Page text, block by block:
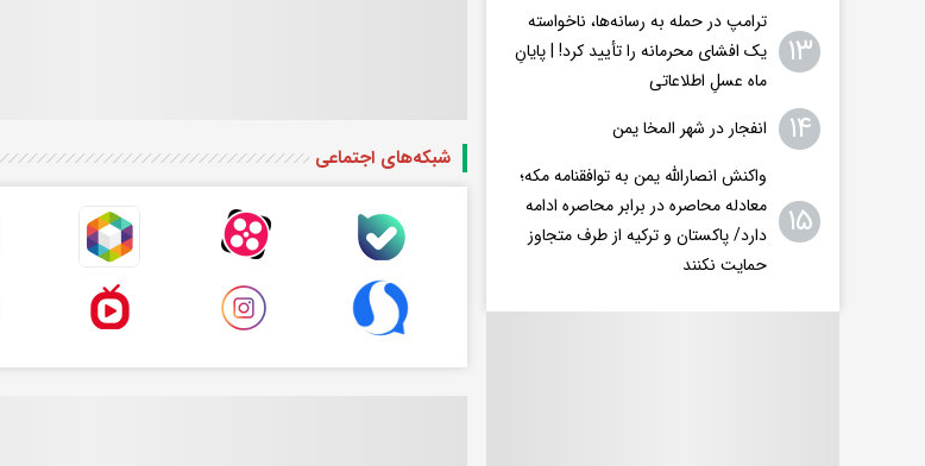
شبکه‌های اجتماعی
۱۳
ترامپ در حمله‌ به رسانه‌ها، ناخواسته
یک افشای محرمانه را تأیید کرد! |‌ پایانِ
ماه عسلِ اطلاعاتی
۱۴ انفجار در شهر المخا یمن
۱۵
واکنش انصارالله یمن به توافقنامه مکه؛
معادله محاصره در برابر محاصره ادامه
دارد/ پاکستان و ترکیه از طرف متجاوز
حمایت نکنند